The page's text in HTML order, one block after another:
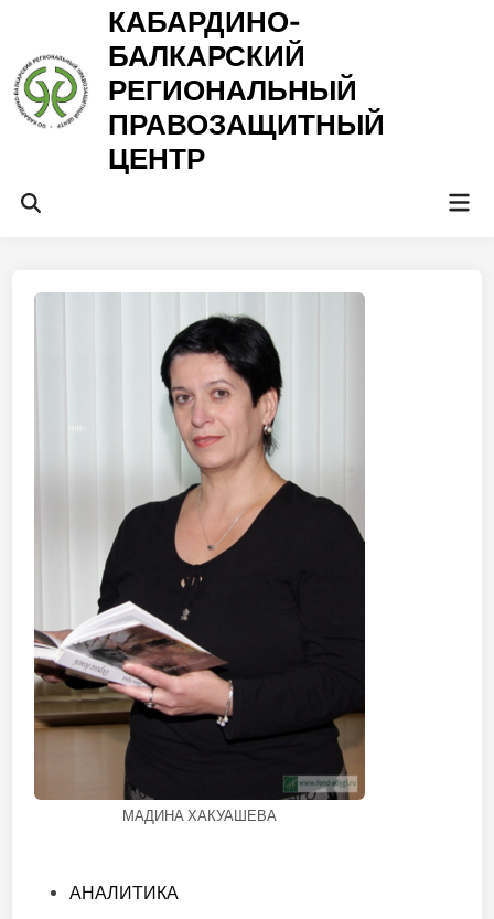
содержимому
КАБАРДИНО-
БАЛКАРСКИЙ
РЕГИОНАЛЬНЫЙ
ПРАВОЗАЩИТНЫЙ
ЦЕНТР
Открыть
МАДИНА ХАКУАШЕВА
Опубликовано
АНАЛИТИКА